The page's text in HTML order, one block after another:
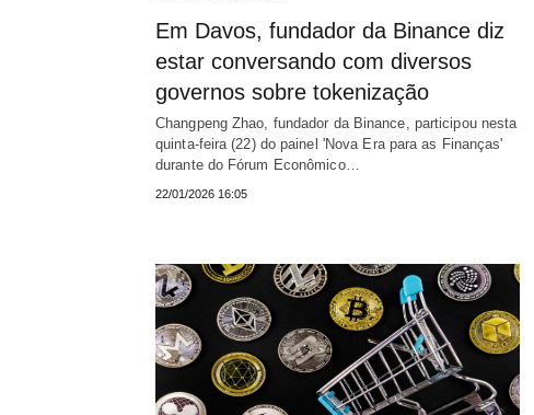
Em Davos, fundador da Binance diz
estar conversando com diversos
governos sobre tokenização
Changpeng Zhao, fundador da Binance, participou nesta
quinta-feira (22) do painel 'Nova Era para as Finanças'
durante do Fórum Econômico…
22/01/2026 16:05